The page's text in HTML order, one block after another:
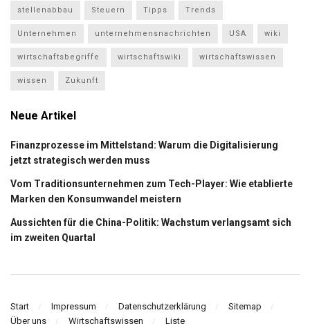
stellenabbau Steuern Tipps Trends
Unternehmen unternehmensnachrichten USA wiki
wirtschaftsbegriffe wirtschaftswiki wirtschaftswissen
wissen Zukunft
Neue Artikel
Finanzprozesse im Mittelstand: Warum die Digitalisierung
jetzt strategisch werden muss
Vom Traditionsunternehmen zum Tech-Player: Wie etablierte
Marken den Konsumwandel meistern
Aussichten für die China-Politik: Wachstum verlangsamt sich
im zweiten Quartal
Start Impressum Datenschutzerklärung
Sitemap
Über uns
Wirtschaftswissen Liste